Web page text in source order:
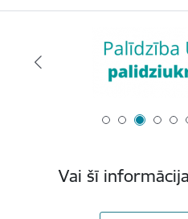
Vai šī